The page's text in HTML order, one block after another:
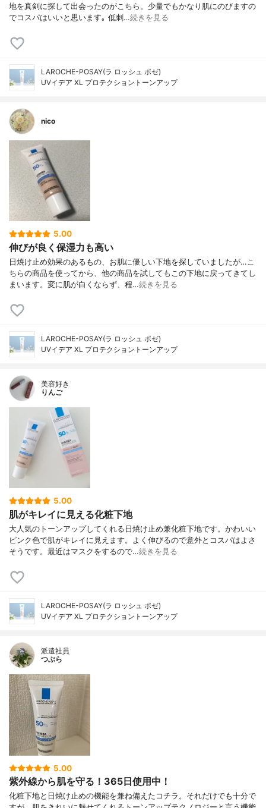
地を真剣に探して出会ったのがこちら。少量でもかなり肌にのびますの
でコスパはいいと思います｡ 低刺…続きを見る
LAROCHE-POSAY(ラ ロッシュ ポゼ)
UVイデア XL プロテクショントーンアップ
nico
5.00
伸びが良く保湿力も高い
日焼け止め効果のあるもの、お肌に優しい下地を探していましたが…こ
ちらの商品を使ってから、他の商品を試してもこの下地に戻ってきてし
まいます。変に肌が白くならず、程…続きを見る
LAROCHE-POSAY(ラ ロッシュ ポゼ)
UVイデア XL プロテクショントーンアップ
美容好き
りんご
5.00
肌がキレイに見える化粧下地
大人気のトーンアップしてくれる日焼け止め兼化粧下地です。かわいい
ピンク色で肌がキレイに見えます。よく伸びるので意外とコスパはよさ
そうです。最近はマスクをするので…続きを見る
LAROCHE-POSAY(ラ ロッシュ ポゼ)
UVイデア XL プロテクショントーンアップ
派遣社員
つぶら
5.00
紫外線から肌を守る！365日使用中！
化粧下地と日焼け止めの機能を兼ね備えたコチラ。それだけでも十分で